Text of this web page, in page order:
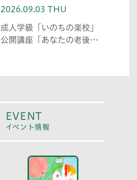
2026.09.03 THU
成人学級「いのちの楽校」
公開講座「あなたの老後の
EVENT
イベント情報